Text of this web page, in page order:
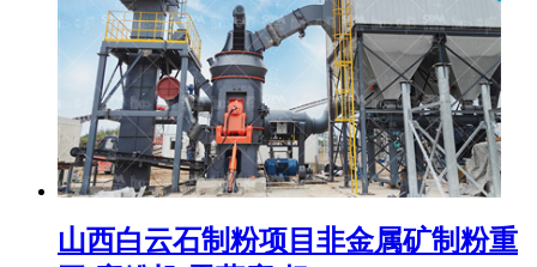
山西白云石制粉项目非金属矿制粉重